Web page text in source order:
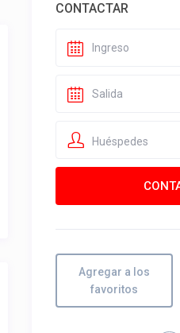
CONTACTAR
Huéspedes
Agregar a los
favoritos